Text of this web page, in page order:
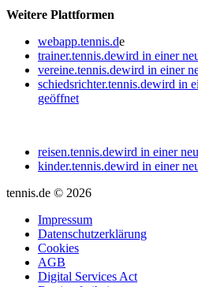
Weitere Plattformen
webapp.tennis.de
trainer.tennis.dewird in einer
vereine.tennis.dewird in einer
schiedsrichter.tennis.dewird in
geöffnet
reisen.tennis.dewird in einer
kinder.tennis.dewird in einer
tennis.de © 2026
Impressum
Datenschutzerklärung
Cookies
AGB
Digital Services Act